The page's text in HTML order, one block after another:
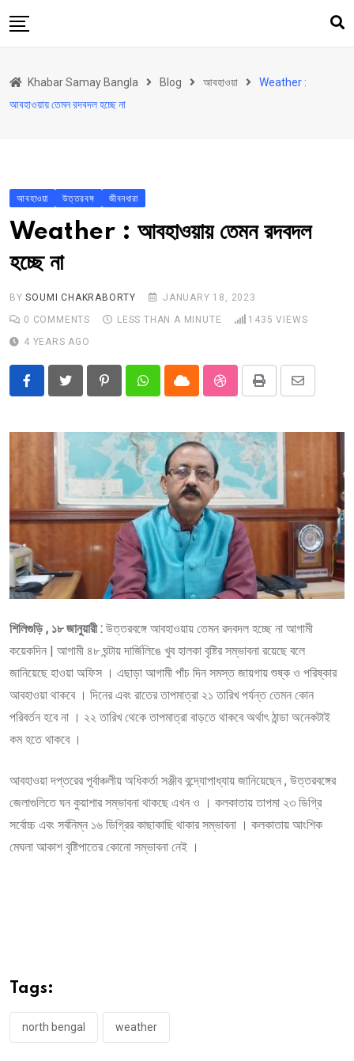
to
উত্তরবঙ্গ
আরও কিছু
Contact
Khabar Samay Bangla Blog আবহাওয়া
Weather :
আবহাওয়ায় তেমন রদবদল হচ্ছে না
আবহাওয়া উত্তরবঙ্গ জীবনধারা
Weather : আবহাওয়ায় তেমন রদবদল
হচ্ছে না
BYSOUMI CHAKRABORTY
JANUARY 18, 2023
0 COMMENTS LESS THAN A MINUTE 1435 VIEWS
4 YEARS AGO
PinterestWhatsappCloud StumbleUpon
Print
Share
Email
শিলিগুড়ি , ১৮ জানুয়ারী : উত্তরবঙ্গে আবহাওয়ায় তেমন রদবদল হচ্ছে না আগামী
কয়েকদিন | আগামী ৪৮ ঘন্টায় দার্জিলিঙে খুব হালকা বৃষ্টির সম্ভাবনা রয়েছে বলে
জানিয়েছে হাওয়া অফিস । এছাড়া আগামী পাঁচ দিন সমস্ত জায়গায় শুষ্ক ও পরিষ্কার
আবহাওয়া থাকবে । দিনের এবং রাতের তাপমাত্রা ২১ তারিখ পর্যন্ত তেমন কোন
পরিবর্তন হবে না । ২২ তারিখ থেকে তাপমাত্রা বাড়তে থাকবে অর্থাৎ ঠান্ডা অনেকটাই
কম হতে থাকবে ।
আবহাওয়া দপ্তরের পূর্বাঞ্চলীয় অধিকর্তা সঞ্জীব বন্দ্যোপাধ্যায় জানিয়েছেন , উত্তরবঙ্গের
জেলাগুলিতে ঘন কুয়াশার সম্ভাবনা থাকছে এখন ও । কলকাতায় তাপমা ২৩ ডিগ্রি
সর্বোচ্চ এবং সর্বনিম্ন ১৬ ডিগ্রির কাছাকাছি থাকার সম্ভাবনা । কলকাতায় আংশিক
মেঘলা আকাশ বৃষ্টিপাতের কোনো সম্ভাবনা নেই ।
Tags:
north bengal weather